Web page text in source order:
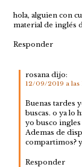
hola, alguien con
material de inglés
Responder
rosana dijo:
12/09/2019 a las
Buenas tardes
buscas. o ya lo
yo busco
Ademas de
compartimos?
Responder